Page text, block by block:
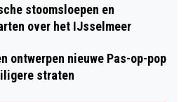
stoomsloepen en
over het IJsselmeer
ontwerpen nieuwe Pas-op-pop
straten